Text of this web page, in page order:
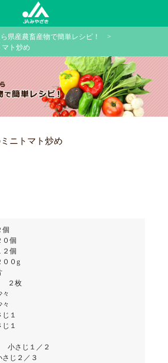
県産農畜産物で簡単レシピ！
>
ト炒め
ニトマト炒め
個
個
０g
２枚
１
１
小さじ１／２
／３